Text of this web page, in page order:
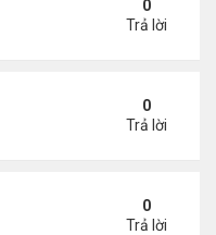
0
Trả lời
khắc phục
0
Trả lời
ấy' để sớm có thai
0
Trả lời